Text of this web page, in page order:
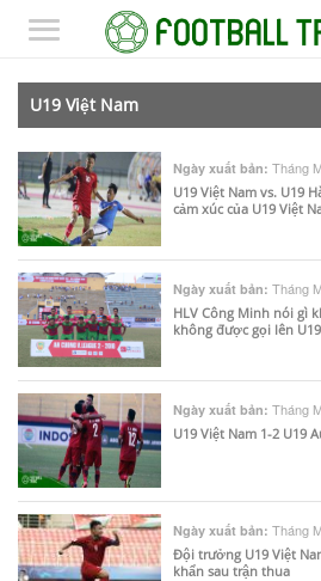
U19 Việt Nam
Ngày xuất bản: Tháng
U19 Việt Nam vs. U19
cảm xúc của U19 Việt
Ngày xuất bản: Tháng
HLV Công Minh nói gì
không được gọi lên
Ngày xuất bản: Tháng
U19 Việt Nam 1-2 U19
Ngày xuất bản: Tháng
Đội trưởng U19 Việt
khẩn sau trận thua